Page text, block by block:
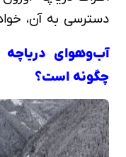
دسترسی به آن،
آب‌وهوای دریاچه
چگونه است؟